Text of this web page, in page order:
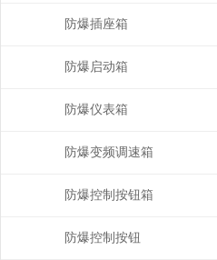
防爆插座箱
防爆启动箱
防爆仪表箱
防爆变频调速箱
防爆控制按钮箱
防爆控制按钮